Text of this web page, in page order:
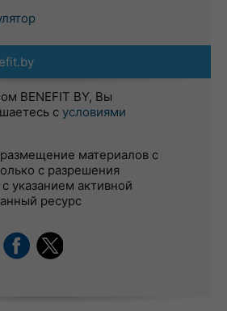
BENEFIT BY, Вы
с условиями
материалов с
с разрешения
указанием активной
ресурс